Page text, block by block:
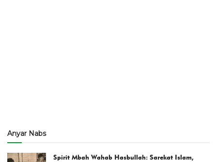
Anyar Nabs
Spirit Mbah Wahab Hasbullah: Sarekat Islam,